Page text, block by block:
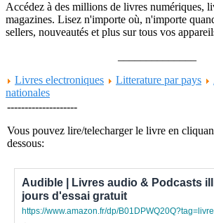
Accédez à des millions de livres numériques,
magazines. Lisez n'importe où, n'importe
sellers, nouveautés et plus sur tous vos
Livres electroniques
Litterature par pays
nationales
--------------------
Vous pouvez lire/telecharger le livre en
dessous:
Audible | Livres audio & Podcasts
jours d'essai gratuit
https://www.amazon.fr/dp/